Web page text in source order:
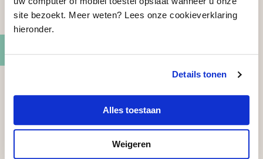
site bezoekt. Meer weten? Lees onze cookieverklaring
hieronder.
Details tonen
Alles toestaan
Weigeren
…